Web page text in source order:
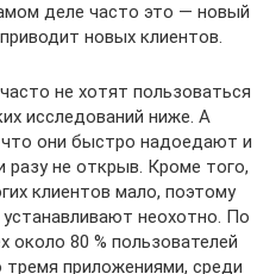
деле часто это — новый
новых клиентов.
не хотят пользоваться
исследований ниже. А
они быстро надоедают и
не открыв. Кроме того,
клиентов мало, поэтому
неохотно. По
около 80 % пользователей
тремя приложениями, среди